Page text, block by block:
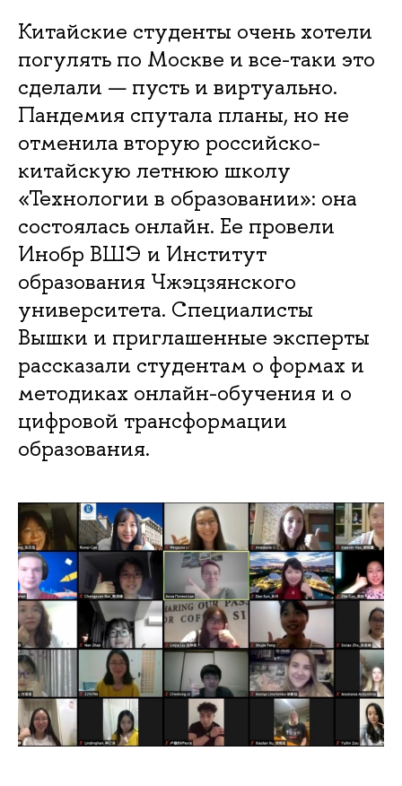
Китайские студенты очень хотели
погулять по Москве и все-таки это
сделали — пусть и виртуально.
Пандемия спутала планы, но не
отменила вторую российско-
китайскую летнюю школу
«Технологии в образовании»: она
состоялась онлайн. Ее провели
Инобр ВШЭ и Институт
образования Чжэцзянского
университета. Специалисты
Вышки и приглашенные эксперты
рассказали студентам о формах и
методиках онлайн-обучения и о
цифровой трансформации
образования.